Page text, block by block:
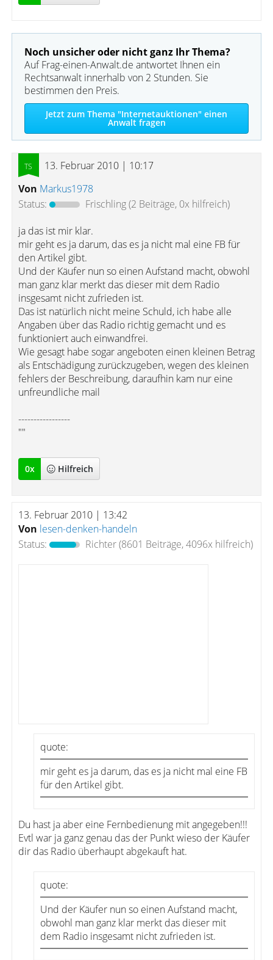
Noch unsicher oder nicht ganz Ihr Thema?
Auf Frag-einen-Anwalt.de antwortet Ihnen ein
Rechtsanwalt innerhalb von 2 Stunden. Sie
bestimmen den Preis.
Jetzt zum Thema "Internetauktionen" einen
Anwalt fragen
13. Februar 2010 | 10:17
Von Markus1978
Status:
Frischling(2 Beiträge, 0x hilfreich)
ja das ist mir klar.
mir geht es ja darum, das es ja nicht mal eine FB für
den Artikel gibt.
Und der Käufer nun so einen Aufstand macht, obwohl
man ganz klar merkt das dieser mit dem Radio
insgesamt nicht zufrieden ist.
Das ist natürlich nicht meine Schuld, ich habe alle
Angaben über das Radio richtig gemacht und es
funktioniert auch einwandfrei.
Wie gesagt habe sogar angeboten einen kleinen Betrag
als Entschädigung zurückzugeben, wegen des kleinen
fehlers der Beschreibung, daraufhin kam nur eine
unfreundliche mail
-----------------
""
0x Hilfreich
13. Februar 2010 | 13:42
Von lesen-denken-handeln
Status:
Richter(8601 Beiträge, 4096x hilfreich)
quote:
mir geht es ja darum, das es ja nicht mal eine FB
für den Artikel gibt.
Du hast ja aber eine Fernbedienung mit angegeben!!!
Evtl war ja ganz genau das der Punkt wieso der Käufer
dir das Radio überhaupt abgekauft hat.
quote:
Und der Käufer nun so einen Aufstand macht,
obwohl man ganz klar merkt das dieser mit
dem Radio insgesamt nicht zufrieden ist.